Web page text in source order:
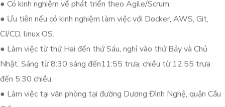
● Có kinh nghiệm về phát triển theo Agile/Scrum.
● Ưu tiên nếu có kinh nghiệm làm việc với Docker, AWS, Git,
CI/CD, linux OS.
● Làm việc từ thứ Hai đến thứ Sáu, nghỉ vào thứ Bảy và Chủ
Nhật. Sáng từ 8:30 sáng đến11:55 trưa; chiều từ 12:55 trưa
đến 5:30 chiều.
● Làm việc tại văn phòng tại đường Dương Đình Nghệ, quận Cầu